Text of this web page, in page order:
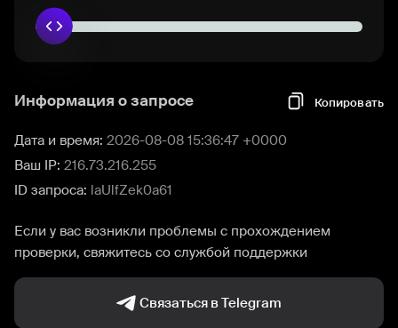
Информация о запросе Копировать
Дата и время: 2026-08-08 15:36:47 +0000
Ваш IP: 216.73.216.255
ID запроса: laUlfZek0a61
Если у вас возникли проблемы с прохождением
проверки, свяжитесь со службой поддержки
Связаться в Telegram